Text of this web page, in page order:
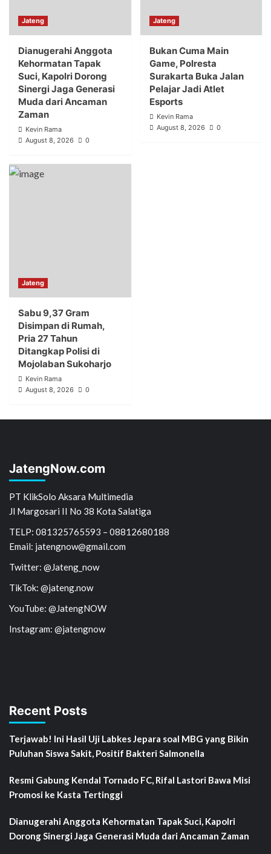
Jateng
Dianugerahi Anggota
Kehormatan Tapak
Suci, Kapolri Dorong
Sinergi Jaga Generasi
Muda dari Ancaman
Zaman
Kevin Rama
August 8, 2026
0
Jateng
Bukan Cuma Main
Game, Polresta
Surakarta Buka Jalan
Pelajar Jadi Atlet
Esports
Kevin Rama
August 8, 2026
0
Jateng
Sabu 9,37 Gram
Disimpan di Rumah,
Pria 27 Tahun
Ditangkap Polisi di
Mojolaban Sukoharjo
Kevin Rama
August 8, 2026
0
JatengNow.com
PT KlikSolo Aksara Multimedia
Jl Margosari II No 38 Kota Salatiga
TELP: 081325765593 – 08812680188
Email: jatengnow@gmail.com
Twitter: @Jateng_now
TikTok: @jateng.now
YouTube: @JatengNOW
Instagram: @jatengnow
Recent Posts
Terjawab! Ini Hasil Uji Labkes Jepara soal MBG yang Bikin
Puluhan Siswa Sakit, Positif Bakteri Salmonella
Resmi Gabung Kendal Tornado FC, Rifal Lastori Bawa Misi
Promosi ke Kasta Tertinggi
Dianugerahi Anggota Kehormatan Tapak Suci, Kapolri
Dorong Sinergi Jaga Generasi Muda dari Ancaman Zaman